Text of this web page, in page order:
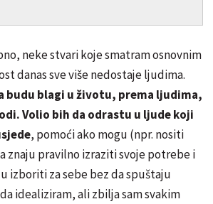
neke stvari koje smatram osnovnim
danas sve više nedostaje ljudima.
budu blagi u životu, prema ljudima,
Volio bih da odrastu u ljude koji
, pomoći ako mogu (npr. nositi
znaju pravilno izraziti svoje potrebe i
izboriti za sebe bez da spuštaju
idealiziram, ali zbilja sam svakim